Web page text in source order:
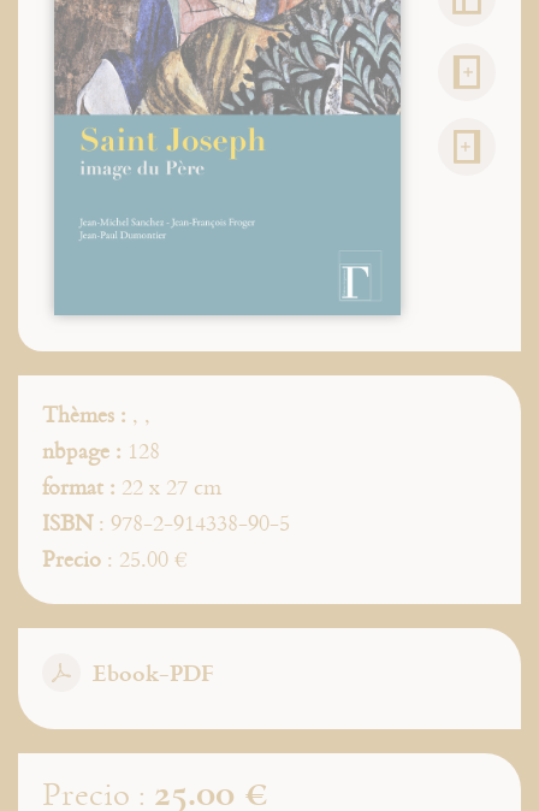
Thèmes : , ,
nbpage : 128
format : 22 x 27 cm
ISBN: 978-2-914338-90-5
Precio : 25.00 €
Ebook-PDF
Precio : 25.00 €